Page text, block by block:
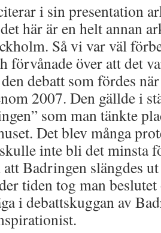
i sin presentation
här är en helt annan
Så vi var väl
förvånade över att det
debatt som fördes
2007. Den gällde i
som man tänkte
Det blev många
inte bli det minsta
Badringen slängdes
tiden tog man
i debattskuggan av